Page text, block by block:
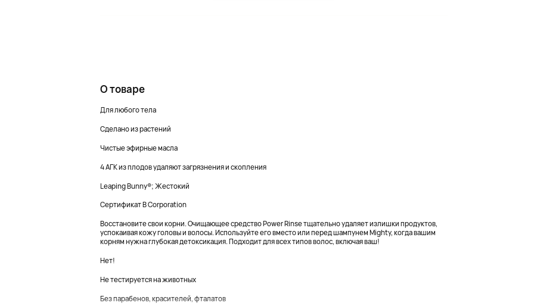
О товаре
Для любого тела
Сделано из растений
Чистые эфирные масла
4 АГК из плодов удаляют загрязнения и скопления
Leaping Bunny®; Жестокий
Сертификат B Corporation
Восстановите свои корни. Очищающее средство Power Rinse тщательно удаляет излишки продуктов,
успокаивая кожу головы и волосы. Используйте его вместо или перед шампунем Mighty, когда вашим
корням нужна глубокая детоксикация. Подходит для всех типов волос, включая ваш!
Нет!
Не тестируется на животных
Без парабенов, красителей, фталатов